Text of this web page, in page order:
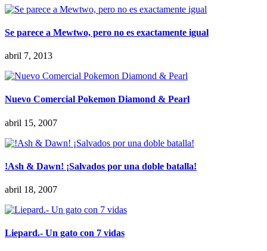
Se parece a Mewtwo, pero no es exactamente igual
abril 7, 2013
Nuevo Comercial Pokemon Diamond & Pearl
abril 15, 2007
!Ash & Dawn! ¡Salvados por una doble batalla!
abril 18, 2007
Liepard.- Un gato con 7 vidas